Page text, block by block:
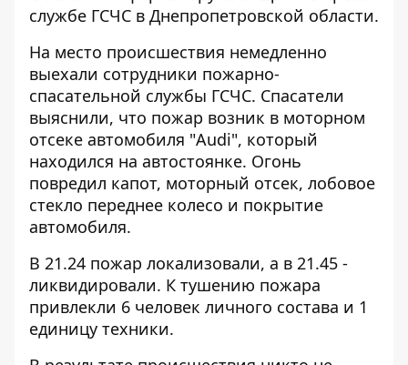
службе ГСЧС в Днепропетровской области.
На место происшествия немедленно
выехали сотрудники пожарно-
спасательной службы ГСЧС. Спасатели
выяснили, что пожар возник в моторном
отсеке автомобиля "Audi", который
находился на автостоянке. Огонь
повредил капот, моторный отсек, лобовое
стекло переднее колесо и покрытие
автомобиля.
В 21.24 пожар локализовали, а в 21.45 -
ликвидировали. К тушению пожара
привлекли 6 человек личного состава и 1
единицу техники.